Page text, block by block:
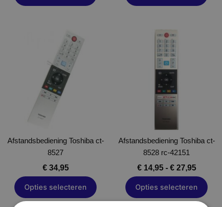
Afstandsbediening Toshiba ct-
8527
€34,95
Opties selecteren
product
heeft
meerdere
variaties.
Deze
worden
op
de
productpagina
Afstandsbediening Toshiba ct-
8528 rc-42151
€14,95 - €27,95
Opties selecteren
Dit
product
heeft
meerdere
variaties.
Deze
optie
kan
gekozen
worden
op
de
productpagina